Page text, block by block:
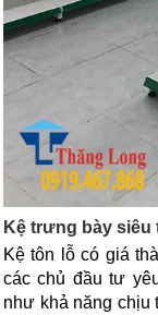
Kệ trưng bày siêu
Kệ tôn lỗ có giá
các chủ đầu tư
như khả năng chịu